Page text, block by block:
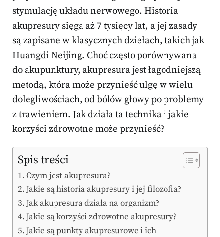
stymulację układu nerwowego. Historia
akupresury sięga aż 7 tysięcy lat, a jej zasady
są zapisane w klasycznych dziełach, takich jak
Huangdi Neijing. Choć często porównywana
do akupunktury, akupresura jest łagodniejszą
metodą, która może przynieść ulgę w wielu
dolegliwościach, od bólów głowy po problemy
z trawieniem. Jak działa ta technika i jakie
korzyści zdrowotne może przynieść?
Spis treści
Czym jest akupresura?
Jakie są historia akupresury i jej filozofia?
Jak akupresura działa na organizm?
Jakie są korzyści zdrowotne akupresury?
Jakie są punkty akupresurowe i ich